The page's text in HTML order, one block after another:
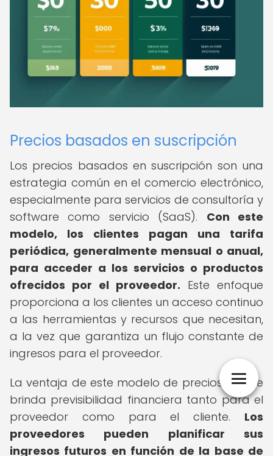
Precios basados en suscripción
Los precios basados en suscripción son una
estrategia común en el comercio electrónico,
especialmente para servicios de consultoría y
software como servicio (SaaS). Con este
modelo, los clientes pagan una tarifa
periódica, generalmente mensual o anual,
para acceder a los servicios o productos
ofrecidos por el proveedor. Este enfoque
proporciona a los clientes un acceso continuo
a las herramientas y recursos que necesitan,
a la vez que garantiza un flujo constante de
ingresos para el proveedor.
La ventaja de este modelo de precios es que
brinda previsibilidad financiera tanto para el
proveedor como para el cliente. Los
proveedores pueden planificar sus
ingresos futuros en función de la base de